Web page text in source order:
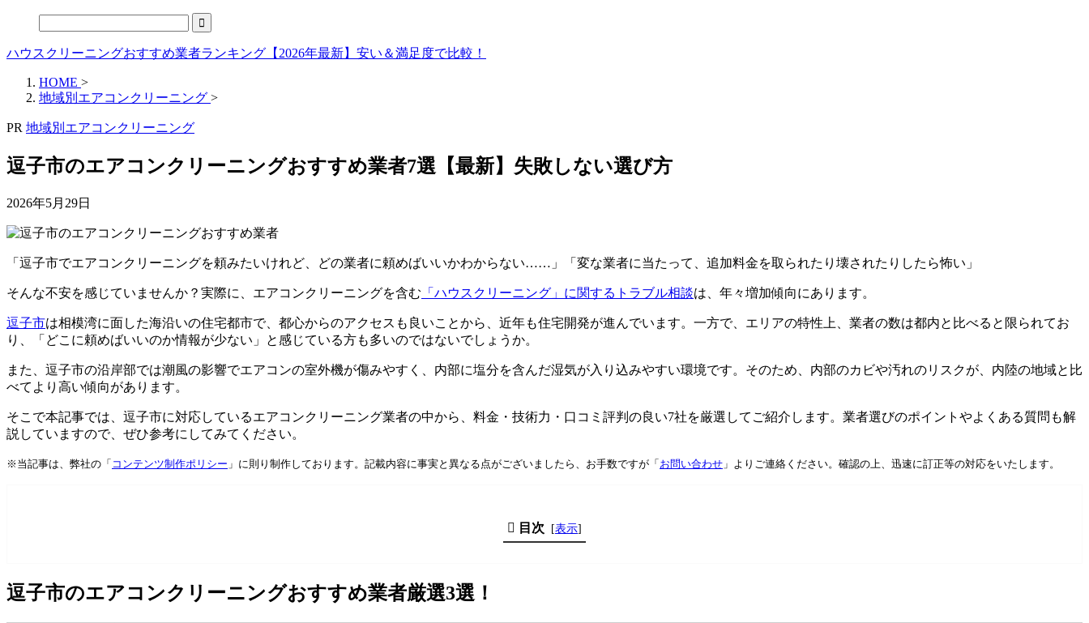
ハウスクリーニングおすすめ業者ランキング【2026年最新】安い＆満足度で比較！
HOME >
地域別エアコンクリーニング >
PR 地域別エアコンクリーニング
逗子市のエアコンクリーニングおすすめ業者7選【最新】失敗しない選び方
2026年5月29日
「逗子市でエアコンクリーニングを頼みたいけれど、どの業者に頼めばいいかわからない……」「変な業者に当たって、追加料金を取られたり壊されたりしたら怖い」
そんな不安を感じていませんか？実際に、エアコンクリーニングを含む 「ハウスクリーニング」に関するトラブル相談は、年々増加傾向にあります。
逗子市は相模湾に面した海沿いの住宅都市で、都心からのアクセスも良いことから、近年も住宅開発が進んでいます。一方で、エリアの特性上、業者の数は都内と比べると限られてお
り、「どこに頼めばいいのか情報が少ない」と感じている方も多いのではないでしょうか。
また、逗子市の沿岸部では潮風の影響でエアコンの室外機が傷みやすく、内部に塩分を含んだ湿気が入り込みやすい環境です。そのため、内部のカビや汚れのリスクが、内陸の地域と比
べてより高い傾向があります。
そこで本記事では、逗子市に対応しているエアコンクリーニング業者の中から、料金・技術力・口コミ評判の良い7社を厳選してご紹介します。業者選びのポイントやよくある質問も解
説していますので、ぜひ参考にしてみてください。
※当記事は、弊社の「 コンテンツ制作ポリシー 」に則り制作しております。記載内容に事実と異なる点がございましたら、お手数ですが「 お問い合わせ 」よりご連絡ください。確認の上、迅速に訂正等の対応をいたします。
目次 [表示]
逗子市のエアコンクリーニングおすすめ業者厳選3選！